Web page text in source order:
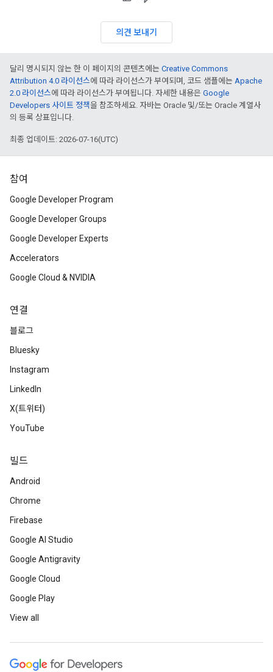
의견 보내기
달리 명시되지 않는 한 이 페이지의 콘텐츠에는 Creative Commons
Attribution 4.0 라이선스에 따라 라이선스가 부여되며, 코드 샘플에는 Apache
2.0 라이선스에 따라 라이선스가 부여됩니다. 자세한 내용은 Google
Developers 사이트 정책을 참조하세요. 자바는 Oracle 및/또는 Oracle 계열사
의 등록 상표입니다.
최종 업데이트: 2026-07-16(UTC)
참여
Google Developer Program
Google Developer Groups
Google Developer Experts
Accelerators
Google Cloud & NVIDIA
연결
블로그
Bluesky
Instagram
LinkedIn
X(트위터)
YouTube
빌드
Android
Chrome
Firebase
Google AI Studio
Google Antigravity
Google Cloud
Google Play
View all